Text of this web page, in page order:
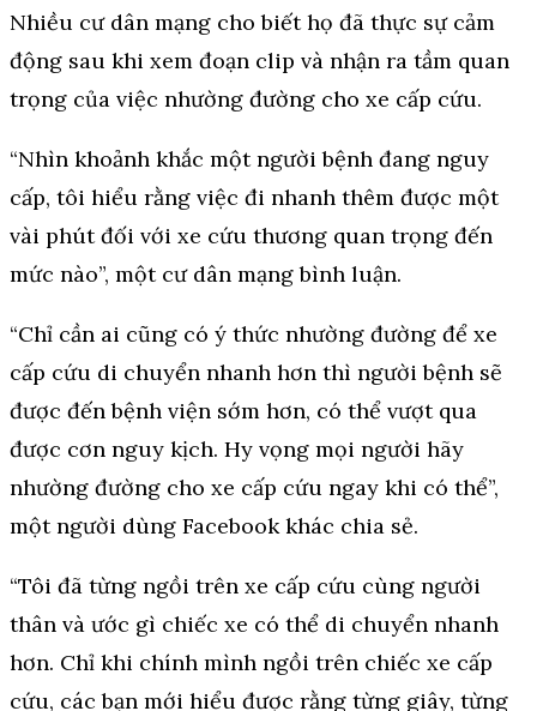
Nhiều cư dân mạng cho biết họ đã thực sự cảm
động sau khi xem đoạn clip và nhận ra tầm quan
trọng của việc nhường đường cho xe cấp cứu.
“Nhìn khoảnh khắc một người bệnh đang nguy
cấp, tôi hiểu rằng việc đi nhanh thêm được một
vài phút đối với xe cứu thương quan trọng đến
mức nào”, một cư dân mạng bình luận.
“Chỉ cần ai cũng có ý thức nhường đường để xe
cấp cứu di chuyển nhanh hơn thì người bệnh sẽ
được đến bệnh viện sớm hơn, có thể vượt qua
được cơn nguy kịch. Hy vọng mọi người hãy
nhường đường cho xe cấp cứu ngay khi có thể”,
một người dùng Facebook khác chia sẻ.
“Tôi đã từng ngồi trên xe cấp cứu cùng người
thân và ước gì chiếc xe có thể di chuyển nhanh
hơn. Chỉ khi chính mình ngồi trên chiếc xe cấp
cứu, các bạn mới hiểu được rằng từng giây, từng